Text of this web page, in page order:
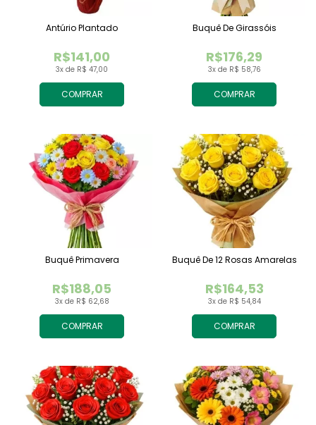
COMPRAR
3x de R$ 47,00
R$141,00
Antúrio Plantado
COMPRAR
3x de R$ 58,76
R$176,29
Buquê De Girassóis
COMPRAR
3x de R$ 62,68
R$188,05
Buquê Primavera
COMPRAR
3x de R$ 54,84
R$164,53
Buquê De 12 Rosas Amarelas